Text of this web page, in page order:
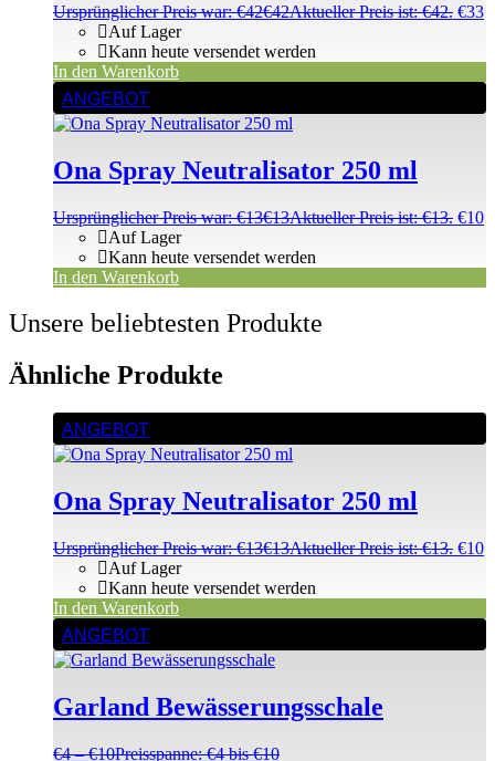
Ursprünglicher Preis war: €42€42Aktueller Preis ist: €42. €33
Auf Lager
Kann heute versendet werden
In den Warenkorb
ANGEBOT
Ona Spray Neutralisator 250 ml
Ursprünglicher Preis war: €13€13Aktueller Preis ist: €13. €10
Auf Lager
Kann heute versendet werden
In den Warenkorb
Unsere beliebtesten Produkte
Ähnliche Produkte
ANGEBOT
Ona Spray Neutralisator 250 ml
Ursprünglicher Preis war: €13€13Aktueller Preis ist: €13. €10
Auf Lager
Kann heute versendet werden
In den Warenkorb
ANGEBOT
Garland Bewässerungsschale
€4 –€10Preisspanne: €4 bis €10